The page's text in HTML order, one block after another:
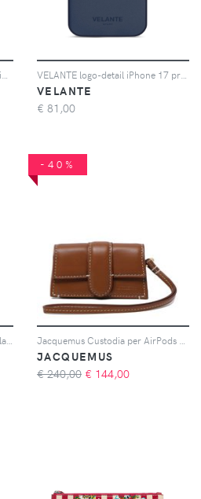
VELANTE
€ 81,00
-40%
JACQUEMUS
€ 240,00 € 144,00